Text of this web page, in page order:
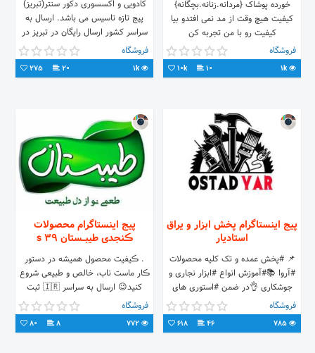
خورده پوشاک {مردانه.زنانه.بچگانه}
کیفیت هیچ وقت از مد نمی افتدو بیا
کیفیت رو با من تجربه کن
فروشگاه
1k
10
10k
کادویی و اکسسوری دکور سنتر(تبریز)
پیج تازه تاسیس می باشد. ارسال به
سراسر کشور ارسال رایگان در تبریز در
سفارش های بالای ۱۵۰ هزار تومان
فروشگاه
1k
20
275
پیج اینستاگرام پخش ابزار و یراق
استادیار
📌 #پخش عمده و تک کلیه محصولات
#آروا 📚#آموزش انواع #ابزار نجاری و
جوشکاری 👌در ضمن #استوری های
درجه یکمون رو از دست ندین 💡⁉
اطلاع از قیمت ⬅ دایرکت
فروشگاه
46
618
پیج اینستاگرام محصولات
ڪنجدی طیبــستان 39 s
. ڪیفیت محصول همیشه در دستور
ڪار ماست ناب، خالص و طبیعی شروع
کنید😉 ارسال به سراسر 🇮🇷 ثبت
سفارش : دایرکت، واتس آپفروشگاه
8
80